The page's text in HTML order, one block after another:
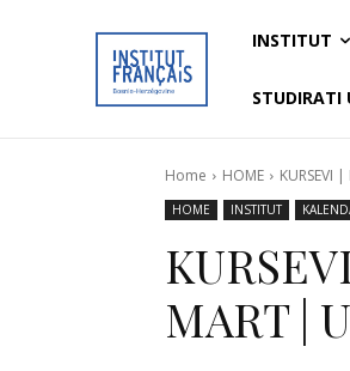
INSTITUT
STUDIRATI
Home HOME KURSEVI
HOME INSTITUT
MART |